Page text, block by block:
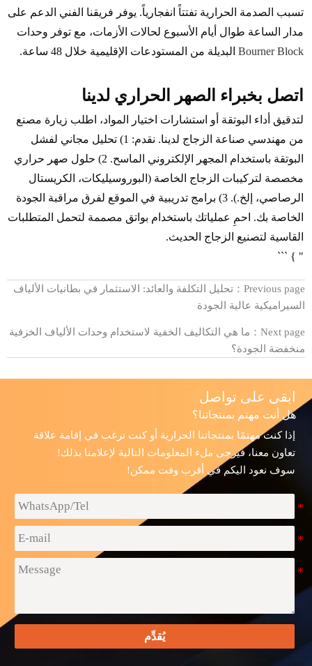
تسبب الصدمة الحرارية تفتتاً انفجارياً. يوفر فريقنا الفني الدعم على
مدار الساعة طوال أيام الأسبوع لحالات الأزمات، مع توفر وحدات
Bourner Block البديلة من المستودعات الإقليمية خلال 48 ساعة.
اتصل بخبراء الصهر الحراري لدينا
لتدقيق أداء البوتقة أو استشارات اختيار المواد، اطلب زيارة مصنع
من مهندسي صناعة الزجاج لدينا. نقدم: 1) تحليل مجاني لفشل
البوتقة باستخدام المجهر الإلكتروني الماسح. 2) حلول صهر حراري
مخصصة لتركيبات الزجاج الخاصة (البوروسيليكات، الكريستال
الرصاصي، إلخ.). 3) برامج تدريبية في الموقع لفرق مراقبة الجودة
الخاصة بك. احمِ عملياتك باستخدام بواتق مصممة لتحمل المتطلبات
القاسية لتصنيع الزجاج الحديث.
" } ```
Previous page：
تحليل التكلفة والعائد: الاستثمار في بطانيات الألياف
السيراميكية عالية الجودة
Next page：
ما هي التكاليف الخفية لاستخدام وحدات الألياف الخزفية
منخفضة الجودة؟
ابقى على تواصل
هل أنت مهتم بمنتجاتنا؟
إذا كنت مهتمًا بمنتجاتنا الحرارية أو كنت ترغب في إقامة علاقة
تعاون معنا، فيرجى ملء المعلومات التالية لإعلامنا بذلك!
سوف نعود اليكم في أقرب وقت ممكن!
يُقدِّم